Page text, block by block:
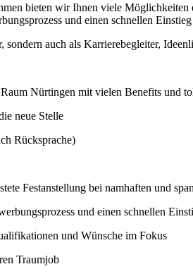
bieten wir Ihnen viele
und einen schnellen
sondern auch als Karrierebegleiter,
Nürtingen mit vielen Benefits und
neue Stelle
Rücksprache)
Festanstellung bei namhaften und
und einen schnellen
und Wünsche im Fokus
Traumjob